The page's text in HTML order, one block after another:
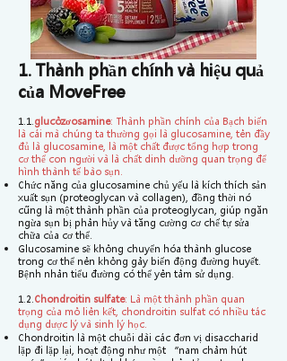
1. Thành phần chính và hiệu quả
của MoveFree
1.1.glucôzơosamine: Thành phần chính của Bạch biến
là cái mà chúng ta thường gọi là glucosamine, tên đầy
đủ là glucosamine, là một chất được tổng hợp trong
cơ thể con người và là chất dinh dưỡng quan trọng để
hình thành tế bào sụn.
Chức năng của glucosamine chủ yếu là kích thích sản
xuất sụn (proteoglycan và collagen), đồng thời nó
cũng là một thành phần của proteoglycan, giúp ngăn
ngừa sụn bị phân hủy và tăng cường cơ chế tự sửa
chữa của cơ thể.
Glucosamine sẽ không chuyển hóa thành glucose
trong cơ thể nên không gây biến động đường huyết.
Bệnh nhân tiểu đường có thể yên tâm sử dụng.
1.2.Chondroitin sulfate: Là một thành phần quan
trọng của mô liên kết, chondroitin sulfat có nhiều tác
dụng dược lý và sinh lý học. ​
Chondroitin là một chuỗi dài các đơn vị disaccharid
lặp đi lặp lại, hoạt động như một “nam châm hút